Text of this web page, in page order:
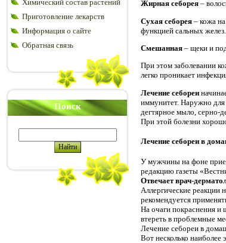
Химический состав растений
Приготовление лекарств
Информация о сайте
Обратная связь
Поиск
Жирная себорея –
Сухая себорея – кожа
функцией сальных
Смешанная – щеки и
При этом заболевании
легко проникает
Лечение себореи
иммунитет. Наружно для
дегтярное мыло, серно-
При этой болезни
Лечение себореи в
У мужчины на фоне
редакцию газеты
Отвечает врач-
Аллергические реакции
рекомендуется
На очаги покраснения и
втереть в проблемные
Лечение себореи в
Вот несколько наиболее